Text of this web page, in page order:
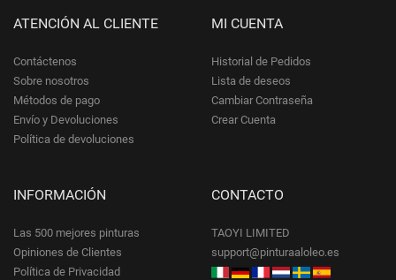
ATENCIÓN AL CLIENTE
Contáctenos
Sobre nosotros
Métodos de pago
Envío y Devoluciones
Política de devoluciones
MI CUENTA
Historial de Pedidos
Lista de deseos
Cambiar Contraseña
Crear Cuenta
INFORMACIÓN
Las 500 mejores pinturas
Opiniones de Clientes
Política de Privacidad
CONTACTO
TAOYI LIMITED
support@pinturaaloleo.es